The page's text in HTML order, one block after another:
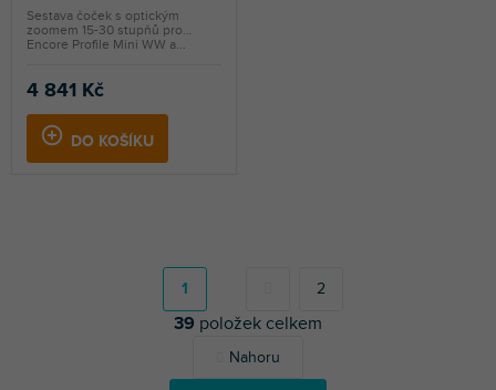
4 841 Kč
DO KOŠÍKU
Sestava čoček s optickým
zoomem 15-30 stupňů pro
Encore Profile Mini WW a...
O
n
o
v
1 2
39 položek celkem
Nahoru